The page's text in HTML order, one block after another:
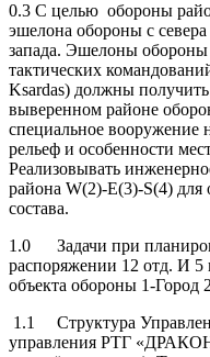
0.3 С целью обороны
эшелона обороны с
запада. Эшелоны
тактических
Ksardas) должны
выверенном районе
специальное вооружение
рельеф и особенности
Реализовывать
района W(2)-E(3)-S(4)
состава.
1.0 Задачи при
распоряжении 12 отд. И 5
объекта обороны 1-Город
1.1 Структура
управления РТГ